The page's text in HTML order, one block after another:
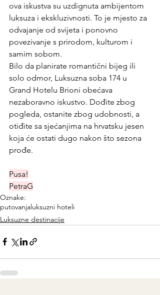
ova iskustva su uzdignuta ambijentom
luksuza i ekskluzivnosti. To je mjesto za
odvajanje od svijeta i ponovno
povezivanje s prirodom, kulturom i
samim sobom.
Bilo da planirate romantični bijeg ili
solo odmor, Luksuzna soba 174 u
Grand Hotelu Brioni obećava
nezaboravno iskustvo. Dođite zbog
pogleda, ostanite zbog udobnosti, a
otiđite sa sjećanjima na hrvatsku jesen
koja će ostati dugo nakon što sezona
prođe.
Pusa!
PetraG
Oznake:
putovanjaluksuzni hoteli
Luksuzne destinacije